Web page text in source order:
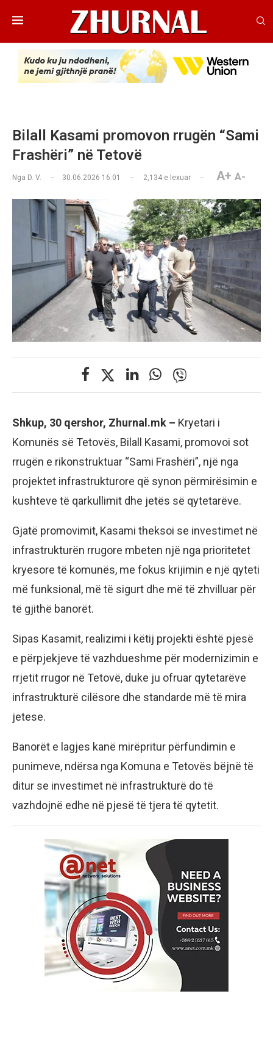
Bilall Kasami promovon rrugën “Sami
Frashëri” në Tetovë
Nga D. V. 30.06.2026 16:01 2,134 e lexuar A+ A-
Shkup, 30 qershor, Zhurnal.mk – Kryetari i
Komunës së Tetovës, Bilall Kasami, promovoi sot
rrugën e rikonstruktuar “Sami Frashëri”, një nga
projektet infrastrukturore që synon përmirësimin e
kushteve të qarkullimit dhe jetës së qytetarëve.
Gjatë promovimit, Kasami theksoi se investimet në
infrastrukturën rrugore mbeten një nga prioritetet
kryesore të komunës, me fokus krijimin e një qyteti
më funksional, më të sigurt dhe më të zhvilluar për
të gjithë banorët.
Sipas Kasamit, realizimi i këtij projekti është pjesë
e përpjekjeve të vazhdueshme për modernizimin e
rrjetit rrugor në Tetovë, duke ju ofruar qytetarëve
infrastrukturë cilësore dhe standarde më të mira
jetese.
Banorët e lagjes kanë mirëpritur përfundimin e
punimeve, ndërsa nga Komuna e Tetovës bëjnë të
ditur se investimet në infrastrukturë do të
vazhdojnë edhe në pjesë të tjera të qytetit.